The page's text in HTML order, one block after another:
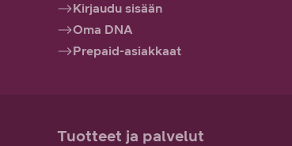
Kirjaudu sisään
Oma DNA
Prepaid-asiakkaat
Tuotteet ja palvelut